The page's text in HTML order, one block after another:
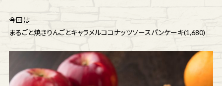
今回は
まるごと焼きりんごとキャラメルココナッツソースパンケーキ(1,680)